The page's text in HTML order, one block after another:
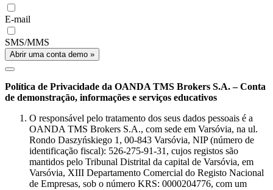
E-mail
SMS/MMS
Abrir uma conta demo »
Política de Privacidade da OANDA TMS Brokers S.A. – Conta
de demonstração, informações e serviços educativos
O responsável pelo tratamento dos seus dados pessoais é a
OANDA TMS Brokers S.A., com sede em Varsóvia, na ul.
Rondo Daszyńskiego 1, 00-843 Varsóvia, NIP (número de
identificação fiscal): 526-275-91-31, cujos registos são
mantidos pelo Tribunal Distrital da capital de Varsóvia, em
Varsóvia, XIII Departamento Comercial do Registo Nacional
de Empresas, sob o número KRS: 0000204776, com um